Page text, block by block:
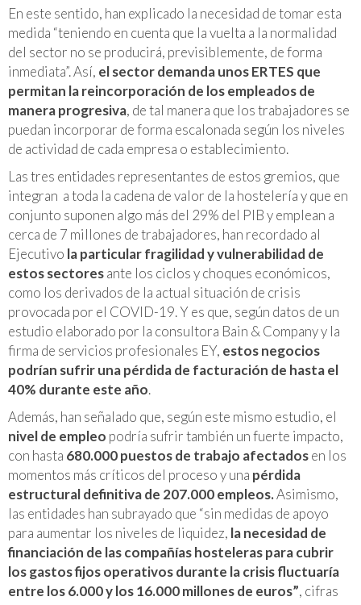
En este sentido, han explicado la necesidad de tomar esta
medida “teniendo en cuenta que la vuelta a la normalidad
del sector no se producirá, previsiblemente, de forma
inmediata”. Así, el sector demanda unos ERTES que
permitan la reincorporación de los empleados de
manera progresiva, de tal manera que los trabajadores se
puedan incorporar de forma escalonada según los niveles
de actividad de cada empresa o establecimiento.
Las tres entidades representantes de estos gremios, que
integran a toda la cadena de valor de la hostelería y que en
conjunto suponen algo más del 29% del PIB y emplean a
cerca de 7 millones de trabajadores, han recordado al
Ejecutivo la particular fragilidad y vulnerabilidad de
estos sectoresante los ciclos y choques económicos,
como los derivados de la actual situación de crisis
provocada por el COVID-19. Y es que, según datos de un
estudio elaborado por la consultora Bain & Company y la
firma de servicios profesionales EY, estos negocios
podrían sufrir una pérdida de facturación de hasta el
40% durante este año.
Además, han señalado que, según este mismo estudio, el
nivel de empleo podría sufrir también un fuerte impacto,
con hasta 680.000 puestos de trabajo afectadosen los
momentos más críticos del proceso y una pérdida
estructural definitiva de 207.000 empleos.Asimismo,
las entidades han subrayado que “sin medidas de apoyo
para aumentar los niveles de liquidez, la necesidad de
financiación de las compañías hosteleras para cubrir
los gastos fijos operativos durante la crisis fluctuaría
entre los 6.000 y los 16.000 millones de euros”, cifras